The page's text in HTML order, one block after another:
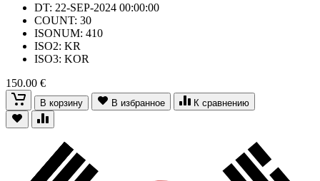
DT: 22-SEP-2024 00:00:00
COUNT: 30
ISONUM: 410
ISO2: KR
ISO3: KOR
150.00 €
В корзину В избранное К сравнению